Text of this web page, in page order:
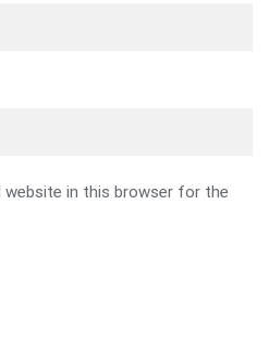
website in this browser for the